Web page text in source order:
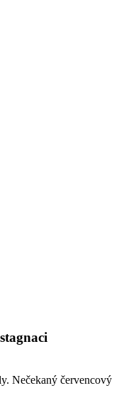
Nečekaný červencový